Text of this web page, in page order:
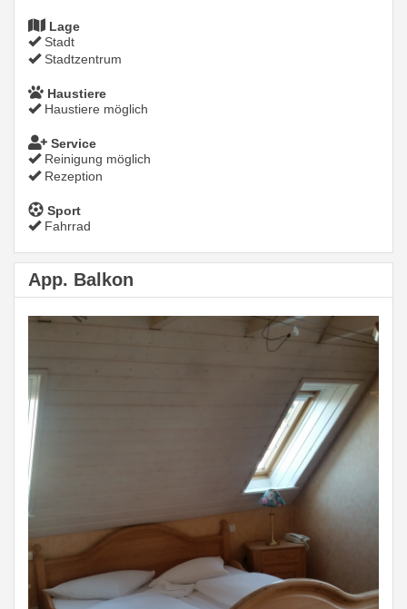
Lage
Stadt
Stadtzentrum
Haustiere
Haustiere möglich
Service
Reinigung möglich
Rezeption
Sport
Fahrrad
App. Balkon